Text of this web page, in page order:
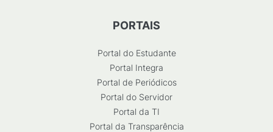
PORTAIS
Portal do Estudante
Portal Integra
Portal de Periódicos
Portal do Servidor
Portal da TI
Portal da Transparência